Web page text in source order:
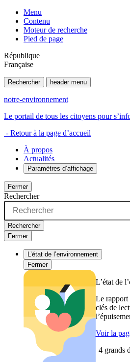
Menu
Contenu
Moteur de recherche
Pied de page
République
Française
Rechercher header menu
notre-environnement
Le portail de tous les citoyens pour
- Retour à la page d’accueil
À propos
Actualités
Paramètres d’affichage
Fermer
Rechercher
Rechercher
Fermer
L’état de l’environnement
Fermer
L’état de
Le rapport
clés de
Voir la
4 grands